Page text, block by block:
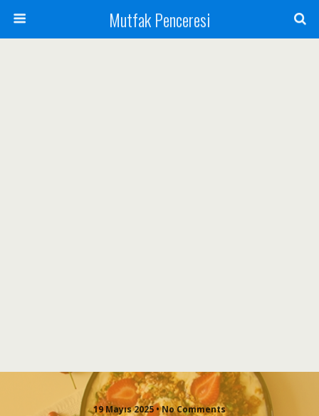
Mutfak Penceresi
19 Mayıs 2025 • No Comments